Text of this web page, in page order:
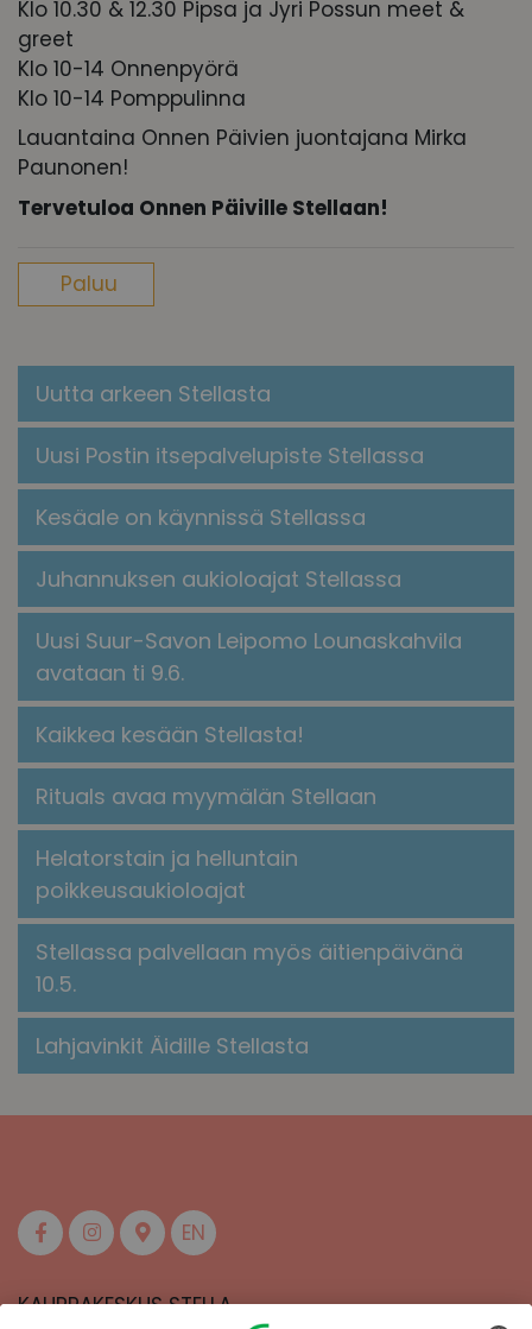
Klo 10.30 & 12.30 Pipsa ja Jyri Possun meet &
greet
Klo 10-14 Onnenpyörä
Klo 10-14 Pomppulinna
Lauantaina Onnen Päivien juontajana Mirka
Paunonen!
Tervetuloa Onnen Päiville Stellaan!
Paluu
Uutta arkeen Stellasta
Uusi Postin itsepalvelupiste Stellassa
Kesäale on käynnissä Stellassa
Juhannuksen aukioloajat Stellassa
Uusi Suur-Savon Leipomo Lounaskahvila
avataan ti 9.6.
Kaikkea kesään Stellasta!
​​Rituals avaa myymälän Stellaan​
Helatorstain ja helluntain
poikkeusaukioloajat
Stellassa palvellaan myös äitienpäivänä
10.5.
Lahjavinkit Äidille Stellasta
EN
KAUPPAKESKUS STELLA